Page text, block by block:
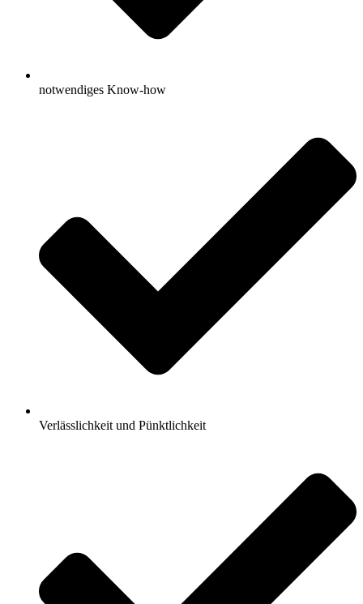
notwendiges Know-how
Verlässlichkeit und Pünktlichkeit